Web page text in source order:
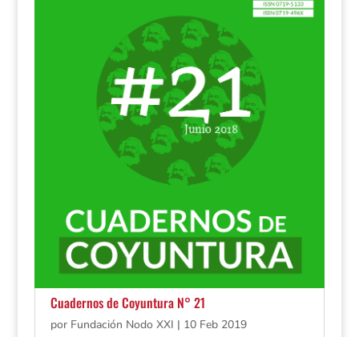
Cuadernos de Coyuntura N° 21
por Fundación Nodo XXI | 10 Feb 2019